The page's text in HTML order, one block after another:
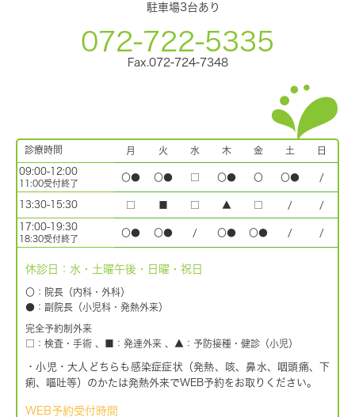
駐車場3台あり
072-722-5335
Fax.072-724-7348
診療時間 月 火 水 木 金 土 日
09:00-12:00
11:00受付終了
〇● 〇● □ 〇● 〇 〇● /
13:30-15:30 □ □ ▲ □ / /
17:00-19:30
18:30受付終了
〇● 〇● / 〇● 〇● / /
休診日：水・土曜午後・日曜・祝日
〇：院長（内科・外科）
●：副院長（小児科・発熱外来）
完全予約制外来
□：検査・手術 、■：発達外来 、▲：予防接種・健診（小児）
・小児・大人どちらも感染症症状（発熱、咳、鼻水、咽頭痛、下
痢、嘔吐等）のかたは発熱外来でWEB予約をお取りください。
WEB予約受付時間